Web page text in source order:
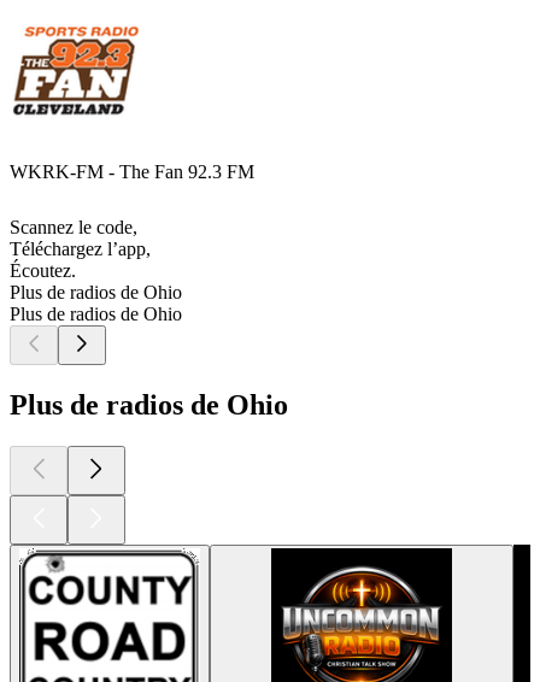
WKRK-FM - The Fan 92.3 FM
Scannez le code,
Téléchargez l’app,
Écoutez.
Plus de radios de Ohio
Plus de radios de Ohio
Plus de radios de Ohio